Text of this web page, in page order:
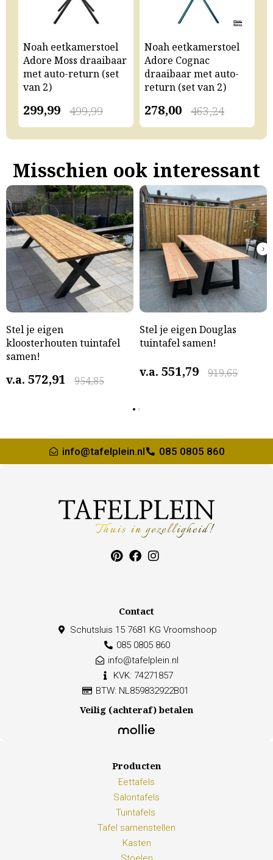
Noah eetkamerstoel
Adore Moss draaibaar
met auto-return (set
van 2)
499,99
299,99
Noah eetkamerstoel
Adore Cognac
draaibaar met auto-
return (set van 2)
463,24
278,00
Misschien ook interessant
Stel je eigen
kloosterhouten tuintafel
samen!
v.a. 954,85
572,91
Stel je eigen Douglas
tuintafel samen!
v.a. 919,65
551,79
›
info@tafelplein.nl 085 0805 860
Contact
Schutsluis 15 7681 KG Vroomshoop
085 0805 860
info@tafelplein.nl
KVK: 74271857
BTW: NL859832922B01
Veilig (achteraf) betalen
Producten
Eettafels
Salontafels
Tuintafels
Tafel samenstellen
Kasten